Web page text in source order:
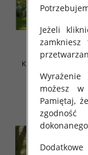
Komplet
164, 1 kolor
30.00 zł
szczegóły
Jeżeli
możesz
Pamiętaj,